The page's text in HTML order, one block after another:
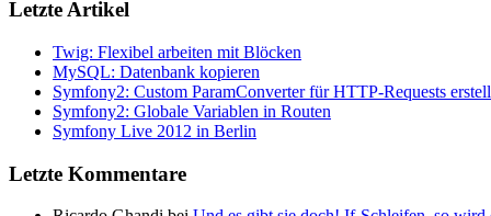
Letzte Artikel
Twig: Flexibel arbeiten mit Blöcken
MySQL: Datenbank kopieren
Symfony2: Custom ParamConverter für HTTP-Requests
Symfony2: Globale Variablen in Routen
Symfony Live 2012 in Berlin
Letzte Kommentare